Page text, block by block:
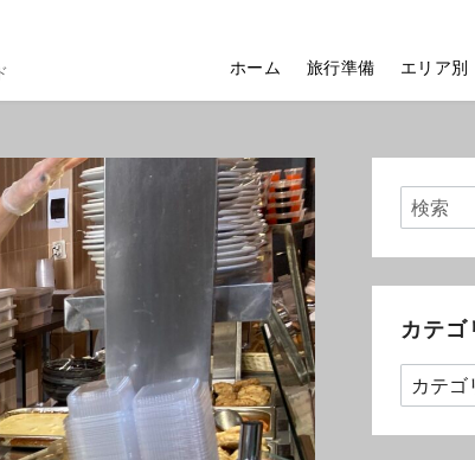
ホーム 旅行準備 エリア別
カテゴ